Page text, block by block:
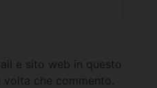
e sito web in questo
che commento.